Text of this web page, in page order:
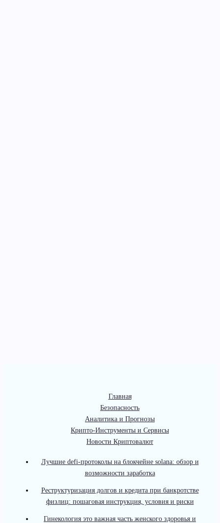
Главная
Безопасность
Аналитика и Прогнозы
Крипто-Инструменты и Сервисы
Новости Криптовалют
Лучшие defi-протоколы на блокчейне solana: обзор и
возможности заработка
Реструктуризация долгов и кредита при банкротстве
физлиц: пошаговая инструкция, условия и риски
Гинекология это важная часть женского здоровья и